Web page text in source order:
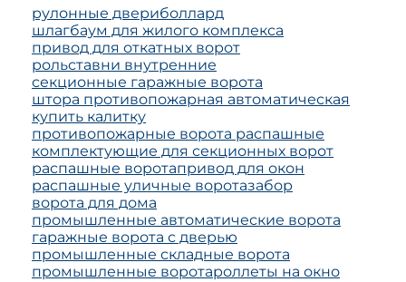
рулонные двериболлард
шлагбаум для жилого комплекса
привод для откатных ворот
рольставни внутренние
секционные гаражные ворота
штора противопожарная автоматическая
купить калитку
противопожарные ворота распашные
комплектующие для секционных ворот
распашные воротапривод для окон
распашные уличные воротазабор
ворота для дома
промышленные автоматические ворота
гаражные ворота с дверью
промышленные складные ворота
промышленные воротароллеты на окно